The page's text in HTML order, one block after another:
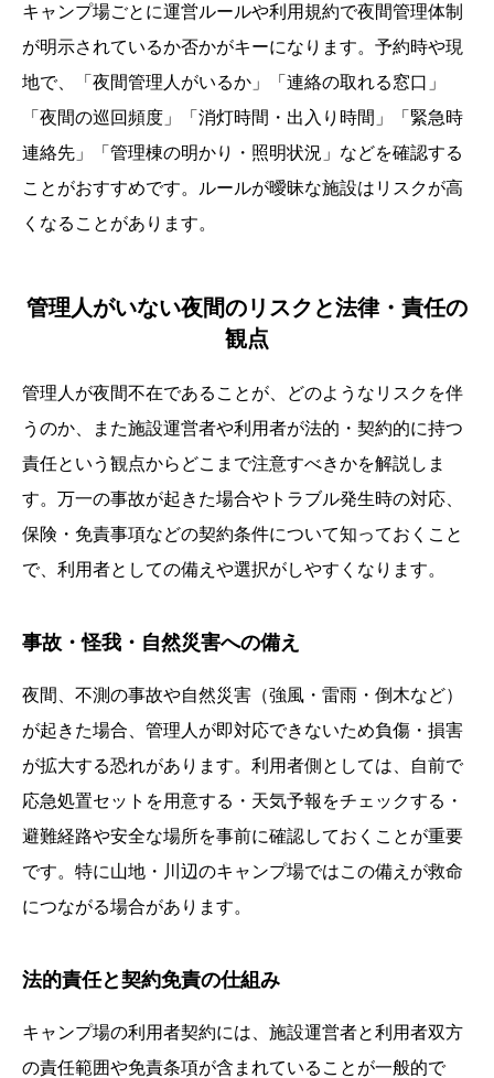
キャンプ場ごとに運営ルールや利用規約で夜間管理体制
が明示されているか否かがキーになります。予約時や現
地で、「夜間管理人がいるか」「連絡の取れる窓口」
「夜間の巡回頻度」「消灯時間・出入り時間」「緊急時
連絡先」「管理棟の明かり・照明状況」などを確認する
ことがおすすめです。ルールが曖昧な施設はリスクが高
くなることがあります。
管理人がいない夜間のリスクと法律・責任の
観点
管理人が夜間不在であることが、どのようなリスクを伴
うのか、また施設運営者や利用者が法的・契約的に持つ
責任という観点からどこまで注意すべきかを解説しま
す。万一の事故が起きた場合やトラブル発生時の対応、
保険・免責事項などの契約条件について知っておくこと
で、利用者としての備えや選択がしやすくなります。
事故・怪我・自然災害への備え
夜間、不測の事故や自然災害（強風・雷雨・倒木など）
が起きた場合、管理人が即対応できないため負傷・損害
が拡大する恐れがあります。利用者側としては、自前で
応急処置セットを用意する・天気予報をチェックする・
避難経路や安全な場所を事前に確認しておくことが重要
です。特に山地・川辺のキャンプ場ではこの備えが救命
につながる場合があります。
法的責任と契約免責の仕組み
キャンプ場の利用者契約には、施設運営者と利用者双方
の責任範囲や免責条項が含まれていることが一般的で